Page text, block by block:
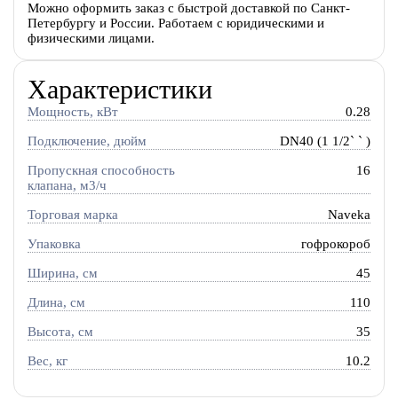
Можно оформить заказ с быстрой доставкой по Санкт-
Петербургу и России. Работаем с юридическими и
физическими лицами.
Характеристики
Мощность, кВт 0.28
Подключение, дюйм DN40 (1 1/2` ` )
Пропускная способность
клапана, м3/ч
16
Торговая марка Naveka
Упаковка гофрокороб
Ширина, см 45
Длина, см 110
Высота, см 35
Вес, кг 10.2